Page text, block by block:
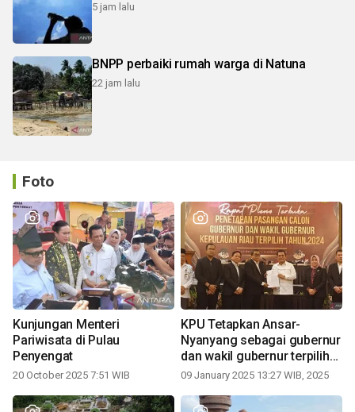
5 jam lalu
BNPP perbaiki rumah warga di Natuna
22 jam lalu
Foto
Kunjungan Menteri
Pariwisata di Pulau
Penyengat
20 October 2025 7:51 WIB
KPU Tetapkan Ansar-
Nyanyang sebagai gubernur
dan wakil gubernur terpilih
periode 2025-2030
09 January 2025 13:27 WIB, 2025